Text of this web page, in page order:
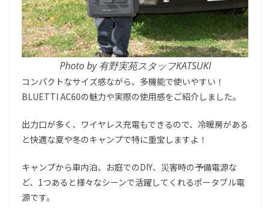
Photo by 有野実苑スタッフKATSUKI
コンパクトなサイズ感ながら、多機能で使いやすい！
BLUETTI AC60の魅力や実際の使用感をご紹介しました。
出力口が多く、ワイヤレス充電もできるので、冷暖房がある
と快適な夏や冬のキャンプで特に重宝しますよ！
キャンプから車内泊、お庭でのDIY、災害時の予備電源な
ど、1つあると様々なシーンで活躍してくれるポータブル電
源です。